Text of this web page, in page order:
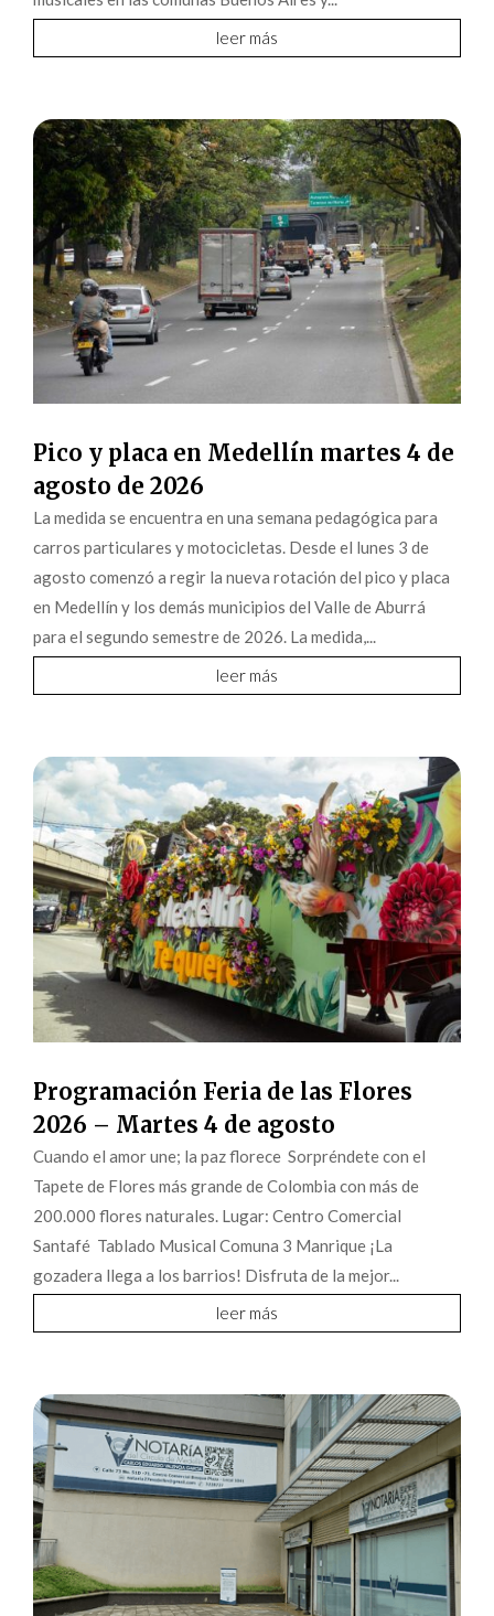
leer más
Pico y placa en Medellín martes 4 de
agosto de 2026
La medida se encuentra en una semana pedagógica para
carros particulares y motocicletas. Desde el lunes 3 de
agosto comenzó a regir la nueva rotación del pico y placa
en Medellín y los demás municipios del Valle de Aburrá
para el segundo semestre de 2026. La medida,...
leer más
Programación Feria de las Flores
2026 – Martes 4 de agosto
Cuando el amor une; la paz florece Sorpréndete con el
Tapete de Flores más grande de Colombia con más de
200.000 flores naturales. Lugar: Centro Comercial
Santafé Tablado Musical Comuna 3 Manrique ¡La
gozadera llega a los barrios! Disfruta de la mejor...
leer más